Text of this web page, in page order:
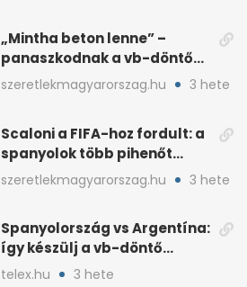
„Mintha beton lenne” –
panaszkodnak a vb-döntő
MetLife-pályájára
szeretlekmagyarorszag.hu 3 hete
Scaloni a FIFA-hoz fordult: a
spanyolok több pihenőt
kaptak a vb-döntőre
szeretlekmagyarorszag.hu 3 hete
Spanyolország vs Argentína:
így készülj a vb-döntő
taktikai csatájára
telex.hu 3 hete